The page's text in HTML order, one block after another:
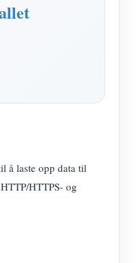
å laste opp data til
HTTPS- og